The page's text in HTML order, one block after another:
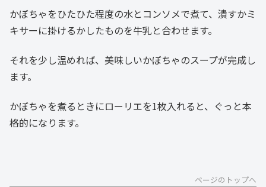
かぼちゃをひたひた程度の水とコンソメで煮て、潰すかミ
キサーに掛けるかしたものを牛乳と合わせます。
それを少し温めれば、美味しいかぼちゃのスープが完成し
ます。
かぼちゃを煮るときにローリエを1枚入れると、ぐっと本
格的になります。
ページのトップへ